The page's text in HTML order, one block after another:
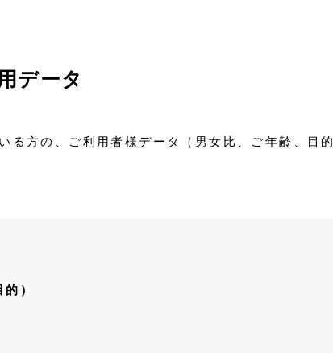
データ
方の、ご利用者様データ（男女比、ご年齢、目的
）